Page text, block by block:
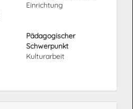
Einrichtung
Pädagogischer
Schwerpunkt
Kulturarbeit